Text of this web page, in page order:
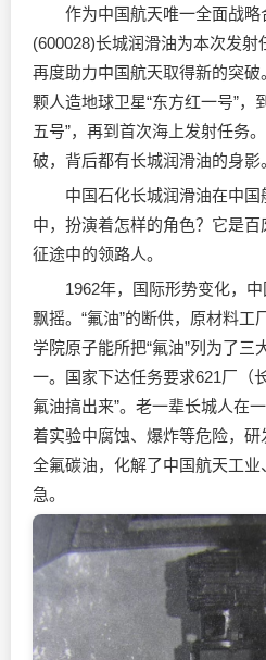
作为中国航天唯一全面战略
(600028)长城润滑油为本次发射
再度助力中国航天取得新的突
颗人造地球卫星“东方红一号”，
五号”，再到首次海上发射任务
破，背后都有长城润滑油的身影
中国石化长城润滑油在中国
中，扮演着怎样的角色？它是
征途中的领路人。
1962年，国际形势变化，中
飘摇。“氟油”的断供，原材料工
学院原子能所把“氟油”列为了三
一。国家下达任务要求621厂（
氟油搞出来”。老一辈长城人在
着实验中腐蚀、爆炸等危险，
全氟碳油，化解了中国航天工业
急。